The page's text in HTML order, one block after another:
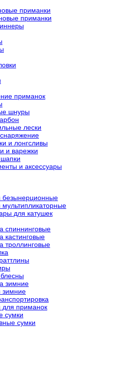
приманки
приманки
приманок
шнуры
лески
и лонгсливы
и варежки
и аксессуары
безынерционные
мультипликаторные
для катушек
спиннинговые
кастинговые
троллинговые
зимние
зимние
для приманок
сумки
сумки